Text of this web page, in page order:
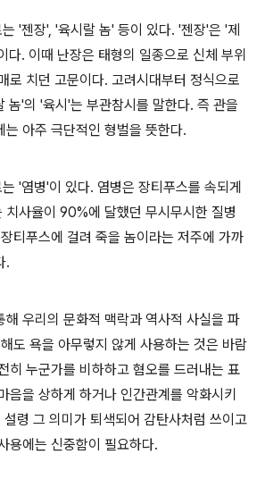
'젠장', '육시랄 놈' 등이 있다. '젠장'은 '제
다. 이때 난장은 태형의 일종으로 신체 부위
로 치던 고문이다. 고려시대부터 정식으로
놈'의 '육시 '는 부관참시를 말한다. 즉 관을
는 아주 극단적인 형벌을 뜻한다.
'염병'이 있다. 염병은 장티푸스를 속되게
사율이 90%에 달했던 무시무시한 질병
티푸스에 걸려 죽을 놈이라는 저주에 가까
.
해 우리의 문화적 맥락과 역사적 사실을 파
도 욕을 아무렇지 않게 사용하는 것은 바람
히 누군가를 비하하고 혐오를 드러내는 표
음을 상하게 하거나 인간관계를 악화시키
설령 그 의미가 퇴색되어 감탄사처럼 쓰이고
용에는 신중함이 필요하다.